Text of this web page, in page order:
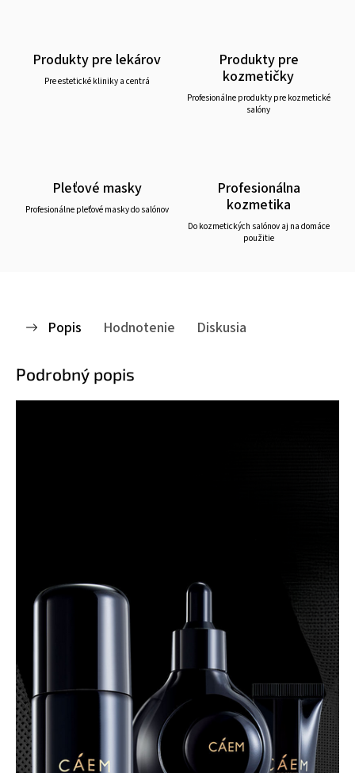
Produkty pre lekárov
Pre estetické kliniky a centrá
Produkty pre
kozmetičky
Profesionálne produkty pre kozmetické
salóny
Pleťové masky
Profesionálne pleťové masky do salónov
Profesionálna
kozmetika
Do kozmetických salónov aj na domáce
použitie
Popis Hodnotenie Diskusia
Podrobný popis